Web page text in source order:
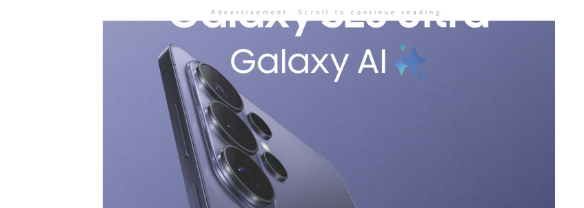
Advertisement. Scroll to continue reading.